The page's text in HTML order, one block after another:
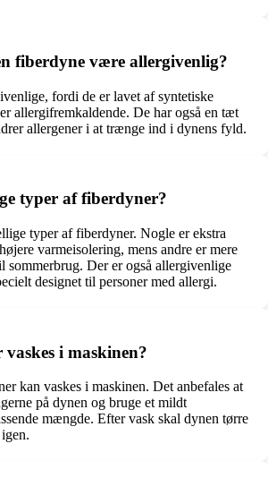
fiberdyne være allergivenlig?
fordi de er lavet af syntetiske
allergifremkaldende. De har også en tæt
allergener i at trænge ind i dynens fyld.
typer af fiberdyner?
typer af fiberdyner. Nogle er ekstra
varmeisolering, mens andre er mere
sommerbrug. Der er også allergivenlige
designet til personer med allergi.
i maskinen?
kan vaskes i maskinen. Det anbefales at
på dynen og bruge et mildt
mængde. Efter vask skal dynen tørre